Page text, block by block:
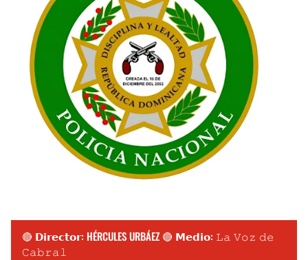
🔴 𝗗𝗶𝗿𝗲𝗰𝘁𝗼𝗿: HÉRCULES URBÁEZ 🔴 𝗠𝗲𝗱𝗶𝗼: 𝙻𝚊 𝚅𝚘𝚣 𝚍𝚎
𝙲𝚊𝚋𝚛𝚊𝚕